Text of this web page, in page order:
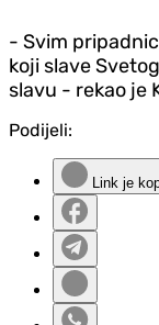
- Svim
koji slave
slavu - rekao je
Podijeli:
Link je